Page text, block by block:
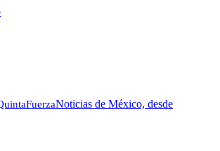
FuerzaNoticias de México, desde